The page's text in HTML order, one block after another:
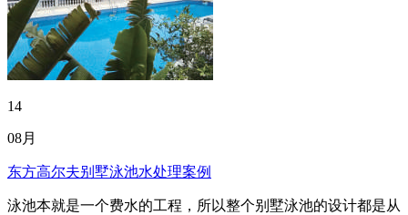
14
08月
东方高尔夫别墅泳池水处理案例
泳池本就是一个费水的工程，所以整个别墅泳池的设计都是从